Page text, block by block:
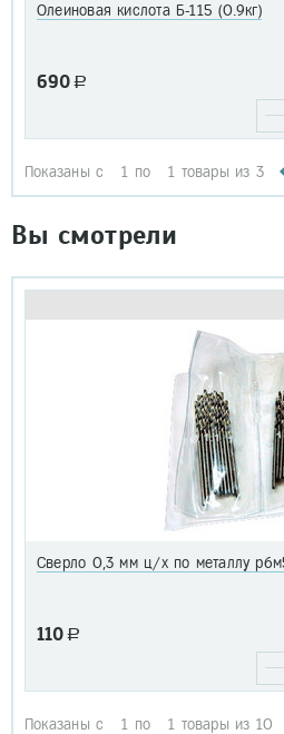
Олеиновая кислота Б-115 (0.9кг)
690 a
Показаны с 1 по 1 товары из 3
Вы смотрели
Сверло 0,3 мм ц/х по металлу
110 a
Показаны с 1 по 1 товары из 10